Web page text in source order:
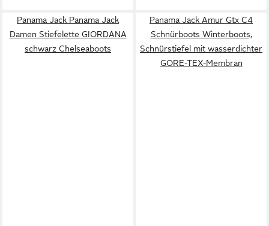
Panama Jack Panama Jack
Damen Stiefelette GIORDANA
schwarz Chelseaboots
Panama Jack Amur Gtx C4
Schnürboots Winterboots,
Schnürstiefel mit wasserdichter
GORE-TEX-Membran